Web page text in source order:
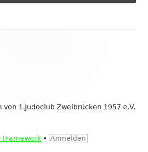
von 1.Judoclub Zweibrücken 1957 e.V.
Framework • Anmelden